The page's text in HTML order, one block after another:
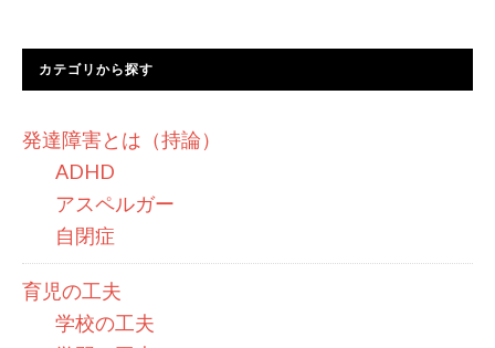
カテゴリから探す
発達障害とは（持論）
ADHD
アスペルガー
自閉症
育児の工夫
学校の工夫